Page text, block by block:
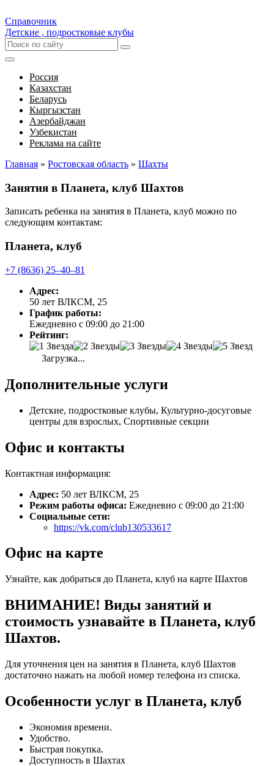
Справочник
Детские , подростковые клубы
Россия
Казахстан
Беларусь
Кыргызстан
Азербайджан
Узбекистан
Реклама на сайте
Главная » Ростовская область » Шахты
Занятия в Планета, клуб Шахтов
Записать ребенка на занятия в Планета, клуб можно по
следующим контактам:
Планета, клуб
+7 (8636) 25‒40‒81
Адрес:
50 лет ВЛКСМ, 25
График работы:
Ежедневно с 09:00 до 21:00
Рейтинг:
Загрузка...
Дополнительные услуги
Детские, подростковые клубы, Культурно-досуговые
центры для взрослых, Спортивные секции
Офис и контакты
Контактная информация:
Адрес: 50 лет ВЛКСМ, 25
Режим работы офиса: Ежедневно с 09:00 до 21:00
Социальные сети:
https://vk.com/club130533617
Офис на карте
Узнайте, как добраться до Планета, клуб на карте Шахтов
ВНИМАНИЕ! Виды занятий и
стоимость узнавайте в Планета, клуб
Шахтов.
Для уточнения цен на занятия в Планета, клуб Шахтов
достаточно нажать на любой номер телефона из списка.
Особенности услуг в Планета, клуб
Экономия времени.
Удобство.
Быстрая покупка.
Доступность в Шахтах